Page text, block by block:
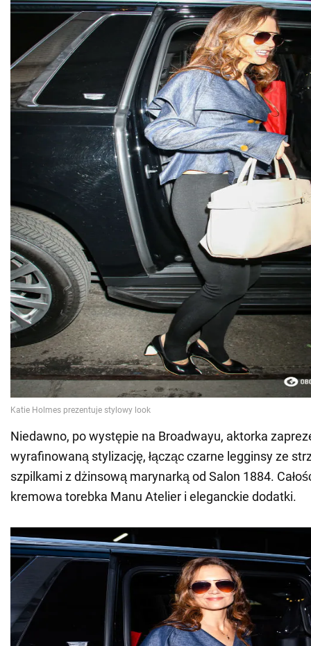
Niedawno, po występie na Broadwayu, aktorka
wyrafinowaną stylizację, łącząc czarne legginsy ze
szpilkami z dżinsową marynarką od Salon 1884.
kremowa torebka Manu Atelier i eleganckie dodatki.